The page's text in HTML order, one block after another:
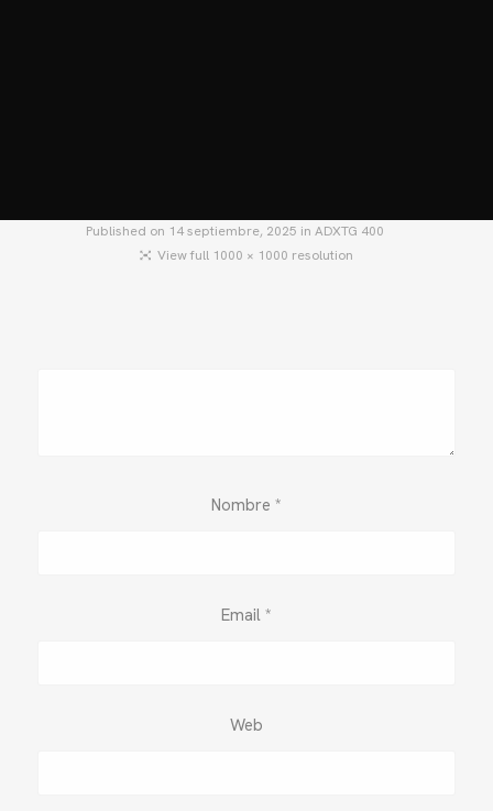
Published on 14 septiembre, 2025 inADXTG 400
View full 1000 × 1000 resolution
Nombre *
Email *
Web